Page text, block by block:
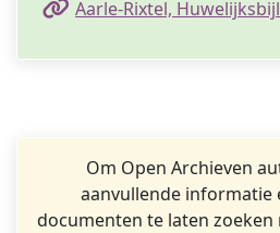
Aarle-Rixtel,
Om Open Archieven
aanvullende informatie
documenten te laten zoeken